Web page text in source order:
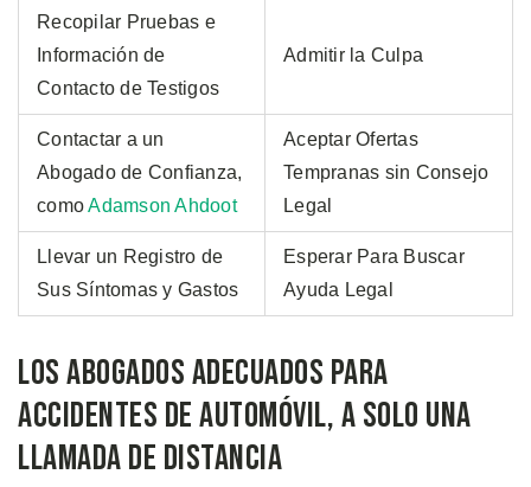
Recopilar Pruebas e
Información de
Contacto de Testigos
Admitir la Culpa
Contactar a un
Abogado de Confianza,
comoAdamson Ahdoot
Aceptar Ofertas
Tempranas sin Consejo
Legal
Llevar un Registro de
Sus Síntomas y Gastos
Esperar Para Buscar
Ayuda Legal
Los Abogados Adecuados Para
Accidentes de Automóvil, a Solo una
Llamada de Distancia